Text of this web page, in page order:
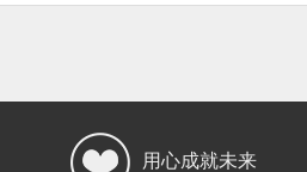
用心成就未来